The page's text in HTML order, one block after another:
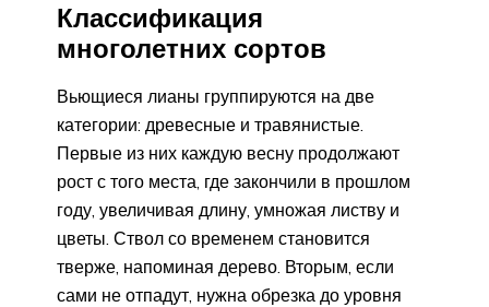
Классификация
многолетних сортов
Вьющиеся лианы группируются на две
категории: древесные и травянистые.
Первые из них каждую весну продолжают
рост с того места, где закончили в прошлом
году, увеличивая длину, умножая листву и
цветы. Ствол со временем становится
тверже, напоминая дерево. Вторым, если
сами не отпадут, нужна обрезка до уровня